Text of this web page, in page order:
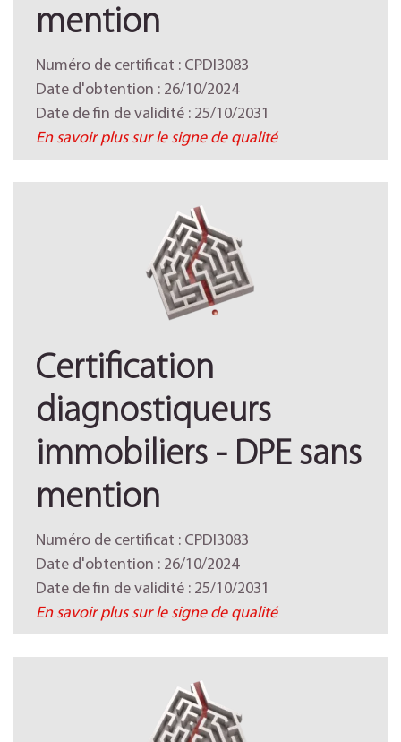
mention
Numéro de certificat : CPDI3083
Date d'obtention : 26/10/2024
Date de fin de validité : 25/10/2031
En savoir plus sur le signe de qualité
Certification
diagnostiqueurs
immobiliers - DPE sans
mention
Numéro de certificat : CPDI3083
Date d'obtention : 26/10/2024
Date de fin de validité : 25/10/2031
En savoir plus sur le signe de qualité